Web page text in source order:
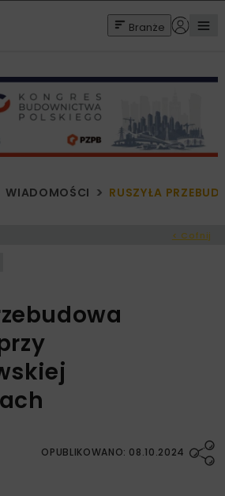
Branże
WIADOMOŚCI RUSZYŁA
< Cofnij
OPUBLIKOWANO: 08.10.2024